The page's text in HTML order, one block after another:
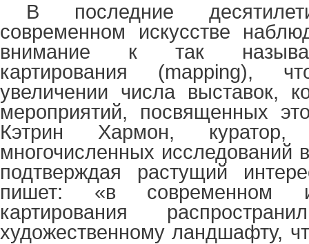
В последние
современном искусстве
внимание к так
картирования (mapping),
увеличении числа выставок,
мероприятий, посвященных
Кэтрин Хармон, куратор,
многочисленных исследований
подтверждая растущий
пишет: «в современном
картирования
художественному ландшафту,